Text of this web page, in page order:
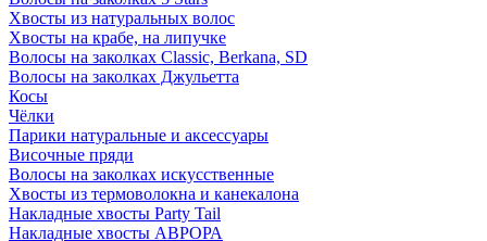
Хвосты из натуральных волос
Хвосты на крабе, на липучке
Волосы на заколках Classic, Berkana, SD
Волосы на заколках Джульетта
Косы
Чёлки
Парики натуральные и аксессуары
Височные пряди
Волосы на заколках искусственные
Хвосты из термоволокна и канекалона
Накладные хвосты Party Tail
Накладные хвосты АВРОРА